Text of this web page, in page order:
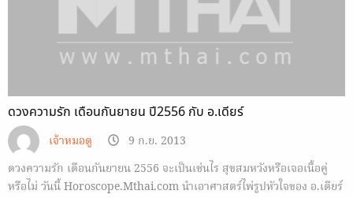
ดวงความรัก เดือนกันยายน ปี2556 กับ อ.เดียร์
เจ้าหมอดู
9 ก.ย. 2013
ดวงความรัก เดือนกันยายน 2556 จะเป็นเช่นไร สุขสมหวังหรือเจอเนื้อคู่
หรือไม่ วันนี้ Horoscope.Mthai.com นำเอาศาสตร์ไพ่รูปหัวใจของ อ.เดียร์